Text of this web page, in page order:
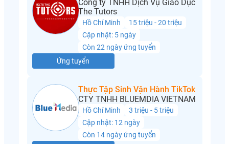
Công ty TNHH Dịch Vụ Giáo Dục
The Tutors
Hồ Chí Minh
15 triệu - 20 triệu
Cập nhật: 5 ngày
Còn 22 ngày ứng tuyển
Ứng tuyển
Thực Tập Sinh Vận Hành TikTok
CTY TNHH BLUEMDIA VIETNAM
Hồ Chí Minh
3 triệu - 5 triệu
Cập nhật: 12 ngày
Còn 14 ngày ứng tuyển